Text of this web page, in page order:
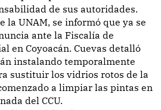
de sus autoridades.
la UNAM, se informó que ya se
ante la Fiscalía de
en Coyoacán. Cuevas detalló
instalando temporalmente
sustituir los vidrios rotos de la
a limpiar las pintas en
del CCU.